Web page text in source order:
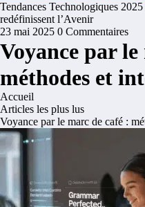
Tendances Technologiques
redéfinissent l’Avenir
23 mai 2025 0 Commentaires
Voyance par
méthodes et
Accueil
Articles les plus lus
Voyance par le marc de café :